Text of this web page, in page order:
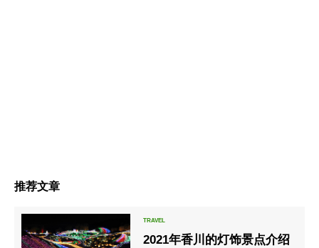
推荐文章
2021年香川的灯饰景点介绍